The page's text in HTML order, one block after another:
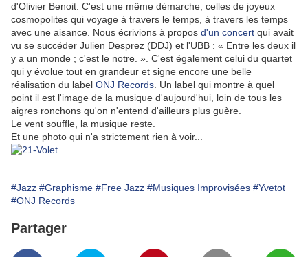
d'Olivier Benoit. C'est une même démarche, celles de joyeux
cosmopolites qui voyage à travers le temps, à travers les temps
avec une aisance. Nous écrivions à propos d'un concert qui avait
vu se succéder Julien Desprez (DDJ) et l'UBB : « Entre les deux il
y a un monde ; c'est le notre. ». C'est également celui du quartet
qui y évolue tout en grandeur et signe encore une belle
réalisation du label ONJ Records . Un label qui montre à quel
point il est l'image de la musique d'aujourd'hui, loin de tous les
aigres ronchons qu'on n'entend d'ailleurs plus guère.
Le vent souffle, la musique reste.
Et une photo qui n'a strictement rien à voir...
#Jazz #Graphisme #Free Jazz #Musiques Improvisées #Yvetot
#ONJ Records
Partager